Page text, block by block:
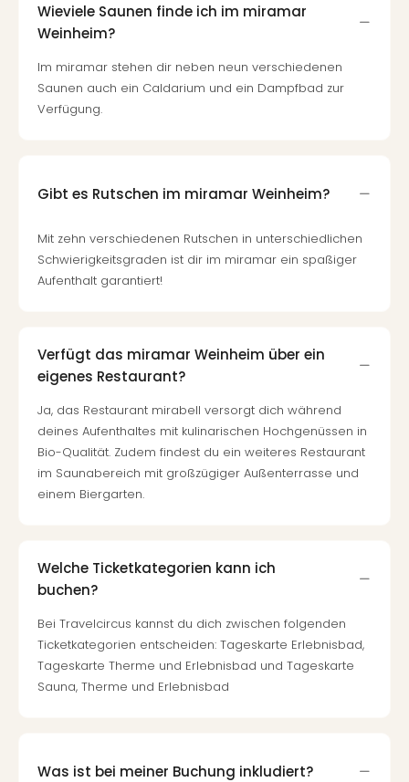
Wieviele Saunen finde ich im miramar
Weinheim?
Im miramar stehen dir neben neun verschiedenen
Saunen auch ein Caldarium und ein Dampfbad zur
Verfügung.
Gibt es Rutschen im miramar Weinheim?
Mit zehn verschiedenen Rutschen in unterschiedlichen
Schwierigkeitsgraden ist dir im miramar ein spaßiger
Aufenthalt garantiert!
Verfügt das miramar Weinheim über ein
eigenes Restaurant?
Ja, das Restaurant mirabell versorgt dich während
deines Aufenthaltes mit kulinarischen Hochgenüssen in
Bio-Qualität. Zudem findest du ein weiteres Restaurant
im Saunabereich mit großzügiger Außenterrasse und
einem Biergarten.
Welche Ticketkategorien kann ich
buchen?
Bei Travelcircus kannst du dich zwischen folgenden
Ticketkategorien entscheiden: Tageskarte Erlebnisbad,
Tageskarte Therme und Erlebnisbad und Tageskarte
Sauna, Therme und Erlebnisbad
Was ist bei meiner Buchung inkludiert?